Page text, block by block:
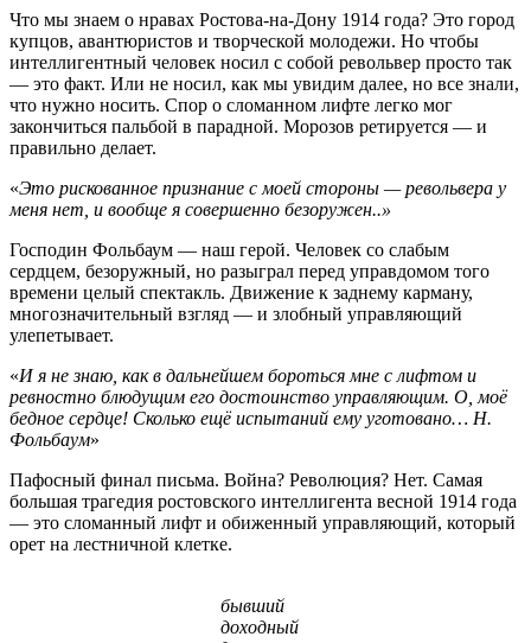
Что мы знаем о нравах Ростова-на-Дону 1914 года? Это город
купцов, авантюристов и творческой молодежи. Но чтобы
интеллигентный человек носил с собой револьвер просто так
— это факт. Или не носил, как мы увидим далее, но все знали,
что нужно носить. Спор о сломанном лифте легко мог
закончиться пальбой в парадной. Морозов ретируется — и
правильно делает.
«Это рискованное признание с моей стороны — револьвера у
меня нет, и вообще я совершенно безоружен..»
Господин Фольбаум — наш герой. Человек со слабым
сердцем, безоружный, но разыграл перед управдомом того
времени целый спектакль. Движение к заднему карману,
многозначительный взгляд — и злобный управляющий
улепетывает.
«И я не знаю, как в дальнейшем бороться мне с лифтом и
ревностно блюдущим его достоинство управляющим. О, моё
бедное сердце! Сколько ещё испытаний ему уготовано… Н.
Фольбаум»
Пафосный финал письма. Война? Революция? Нет. Самая
большая трагедия ростовского интеллигента весной 1914 года
— это сломанный лифт и обиженный управляющий, который
орет на лестничной клетке.
бывший
доходный